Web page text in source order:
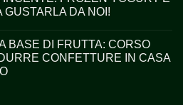
GUSTARLA DA NOI!
BASE DI FRUTTA: CORSO
CONFETTURE IN CASA